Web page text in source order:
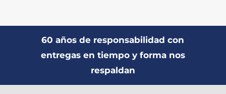
60 años de responsabilidad con
entregas en tiempo y forma nos
respaldan